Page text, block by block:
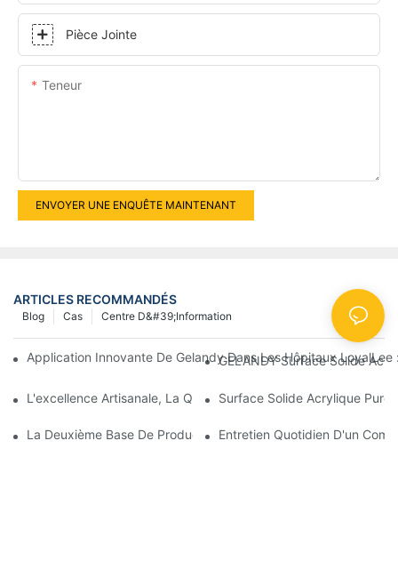
Pièce Jointe
Teneur
ENVOYER UNE ENQUÊTE MAINTENANT
ARTICLES RECOMMANDÉS
Centre D&#39;information
Cas
Blog
Application Innovante De Gelandy Dans Les Hôpitaux
GELANDY Surface Solide
L'excellence Artisanale, La Quête De La Perfection : L'âme De
Surface Solide Acrylique Pure
La Deuxième Base De Production De Gelandy, L'usine De
Entretien Quotidien D'un